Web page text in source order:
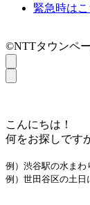
緊急時は
©NTTタウンペー
こんにちは！
何をお探しです
例）渋谷駅の水まわ
例）世田谷区の土日